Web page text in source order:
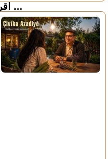
اقرأ أيضاً ...